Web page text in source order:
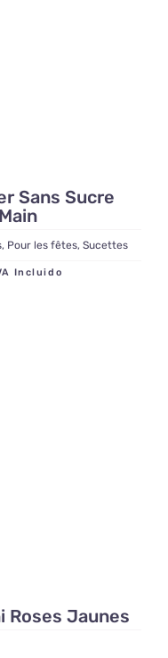
Sans Sucre
, Pour les fêtes, Sucettes
Incluido
Roses Jaunes